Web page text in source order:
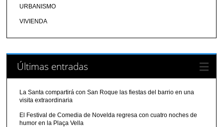
URBANISMO
VIVIENDA
Últimas entradas
La Santa compartirá con San Roque las fiestas del barrio en una
visita extraordinaria
El Festival de Comedia de Novelda regresa con cuatro noches de
humor en la Plaça Vella